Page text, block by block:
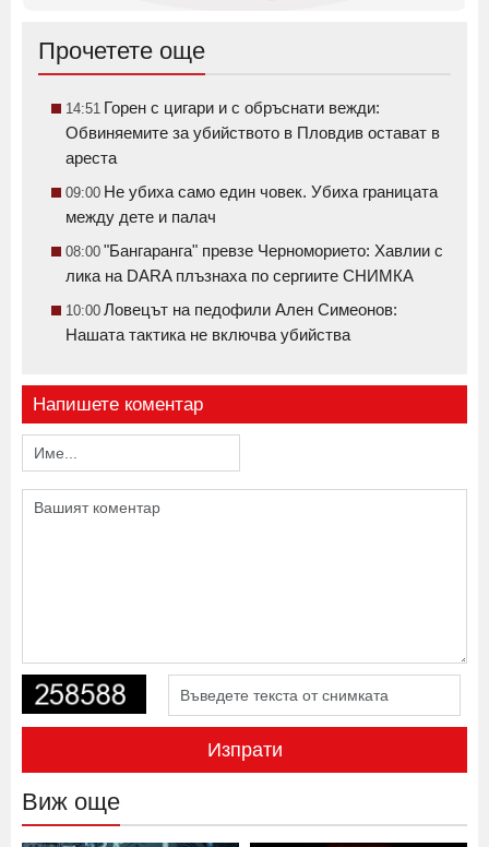
Прочетете още
14:51 Горен с цигари и с обръснати вежди:
Обвиняемите за убийството в Пловдив остават в
ареста
09:00 Не убиха само един човек. Убиха границата
между дете и палач
08:00 "Бангаранга" превзе Черноморието: Хавлии с
лика на DARA плъзнаха по сергиите СНИМКА
10:00 Ловецът на педофили Ален Симеонов:
Нашата тактика не включва убийства
Напишете коментар